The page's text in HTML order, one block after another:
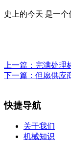
史上的今天 是一个
上一篇： 完满处理
下一篇： 但愿供应
快捷导航
关于我们
机械知识